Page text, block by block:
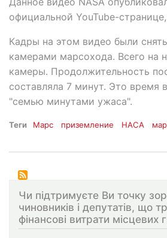
официальной YouTube-
Кадры на этом видео были
камерами марсохода. Всего на
камеры. Продолжительность
составляла 7 минут. Это время
"семью минутами ужаса".
Теги Марс приземление НАСА
Чи підтримуєте Ви точку
чиновників і депутатів, що
фінансові витрати місцевих